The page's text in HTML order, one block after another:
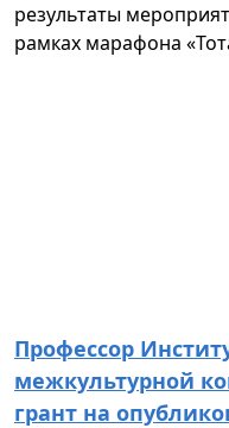
результаты
рамках марафона
Профессор
межкультурной
грант на